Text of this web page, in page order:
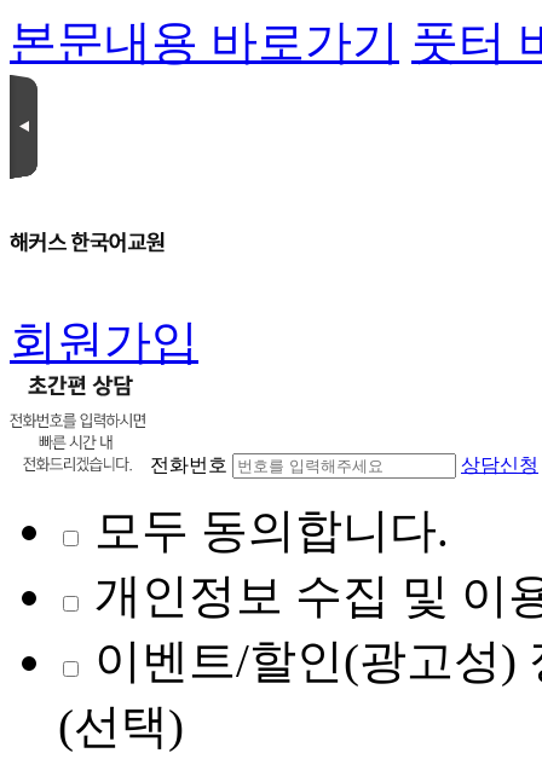
본문내용 바로가기 풋터
회원가입
전화번호 상담신청
모두 동의합니다.
개인정보 수집 및 이
이벤트/할인(광고성)
(선택)